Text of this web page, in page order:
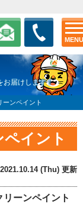
MENU
お届けします！
ーンペイント
イント
2021.10.14 (Thu) 更新
ーンペイント